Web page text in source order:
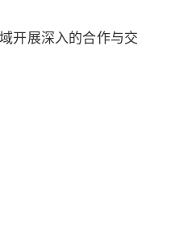
开展深入的合作与交